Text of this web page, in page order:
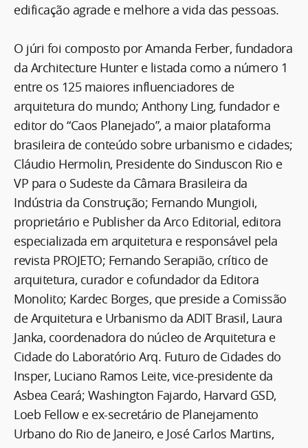
edificação agrade e melhore a vida das pessoas.
O júri foi composto por Amanda Ferber, fundadora
da Architecture Hunter e listada como a número 1
entre os 125 maiores influenciadores de
arquitetura do mundo; Anthony Ling, fundador e
editor do “Caos Planejado”, a maior plataforma
brasileira de conteúdo sobre urbanismo e cidades;
Cláudio Hermolin, Presidente do Sinduscon Rio e
VP para o Sudeste da Câmara Brasileira da
Indústria da Construção; Fernando Mungioli,
proprietário e Publisher da Arco Editorial, editora
especializada em arquitetura e responsável pela
revista PROJETO; Fernando Serapião, crítico de
arquitetura, curador e cofundador da Editora
Monolito; Kardec Borges, que preside a Comissão
de Arquitetura e Urbanismo da ADIT Brasil, Laura
Janka, coordenadora do núcleo de Arquitetura e
Cidade do Laboratório Arq. Futuro de Cidades do
Insper, Luciano Ramos Leite, vice-presidente da
Asbea Ceará; Washington Fajardo, Harvard GSD,
Loeb Fellow e ex-secretário de Planejamento
Urbano do Rio de Janeiro, e José Carlos Martins,